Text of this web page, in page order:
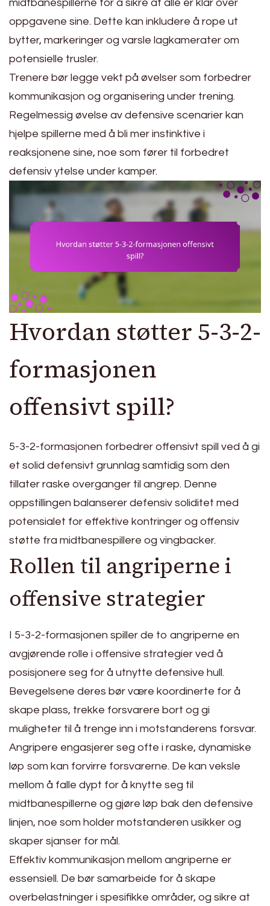
midtbanespillerne for å sikre at alle er klar over
oppgavene sine. Dette kan inkludere å rope ut
bytter, markeringer og varsle lagkamerater om
potensielle trusler.
Trenere bør legge vekt på øvelser som forbedrer
kommunikasjon og organisering under trening.
Regelmessig øvelse av defensive scenarier kan
hjelpe spillerne med å bli mer instinktive i
reaksjonene sine, noe som fører til forbedret
defensiv ytelse under kamper.
Hvordan støtter 5-3-2-
formasjonen
offensivt spill?
5-3-2-formasjonen forbedrer offensivt spill ved å gi
et solid defensivt grunnlag samtidig som den
tillater raske overganger til angrep. Denne
oppstillingen balanserer defensiv soliditet med
potensialet for effektive kontringer og offensiv
støtte fra midtbanespillere og vingbacker.
Rollen til angriperne i
offensive strategier
I 5-3-2-formasjonen spiller de to angriperne en
avgjørende rolle i offensive strategier ved å
posisjonere seg for å utnytte defensive hull.
Bevegelsene deres bør være koordinerte for å
skape plass, trekke forsvarere bort og gi
muligheter til å trenge inn i motstanderens forsvar.
Angripere engasjerer seg ofte i raske, dynamiske
løp som kan forvirre forsvarerne. De kan veksle
mellom å falle dypt for å knytte seg til
midtbanespillerne og gjøre løp bak den defensive
linjen, noe som holder motstanderen usikker og
skaper sjanser for mål.
Effektiv kommunikasjon mellom angriperne er
essensiell. De bør samarbeide for å skape
overbelastninger i spesifikke områder, og sikre at